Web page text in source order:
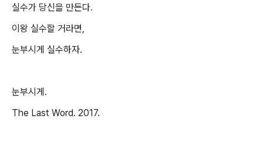
실수가 당신을 만든다.
이왕 실수할 거라면,
눈부시게 실수하자.
눈부시게.
The Last Word. 2017.